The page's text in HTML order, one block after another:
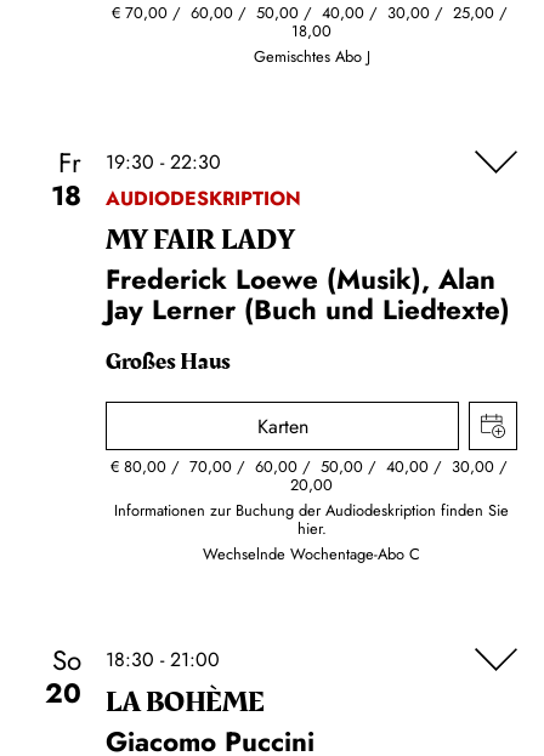
€ 70,00 60,00 50,00 40,00 30,00 25,00
18,00
Gemischtes Abo J
Fr
18
19:30 - 22:30
AUDIODESKRIPTION
MY FAIR LADY
Frederick Loewe (Musik), Alan
Jay Lerner (Buch und Liedtexte)
Großes Haus
Karten
€80,00 70,00 60,00 50,00 40,00 30,00
20,00
Informationen zur Buchung der Audiodeskription finden Sie
hier.
Wechselnde Wochentage-Abo C
So
20
18:30 - 21:00
LA BOHÈME
Giacomo Puccini